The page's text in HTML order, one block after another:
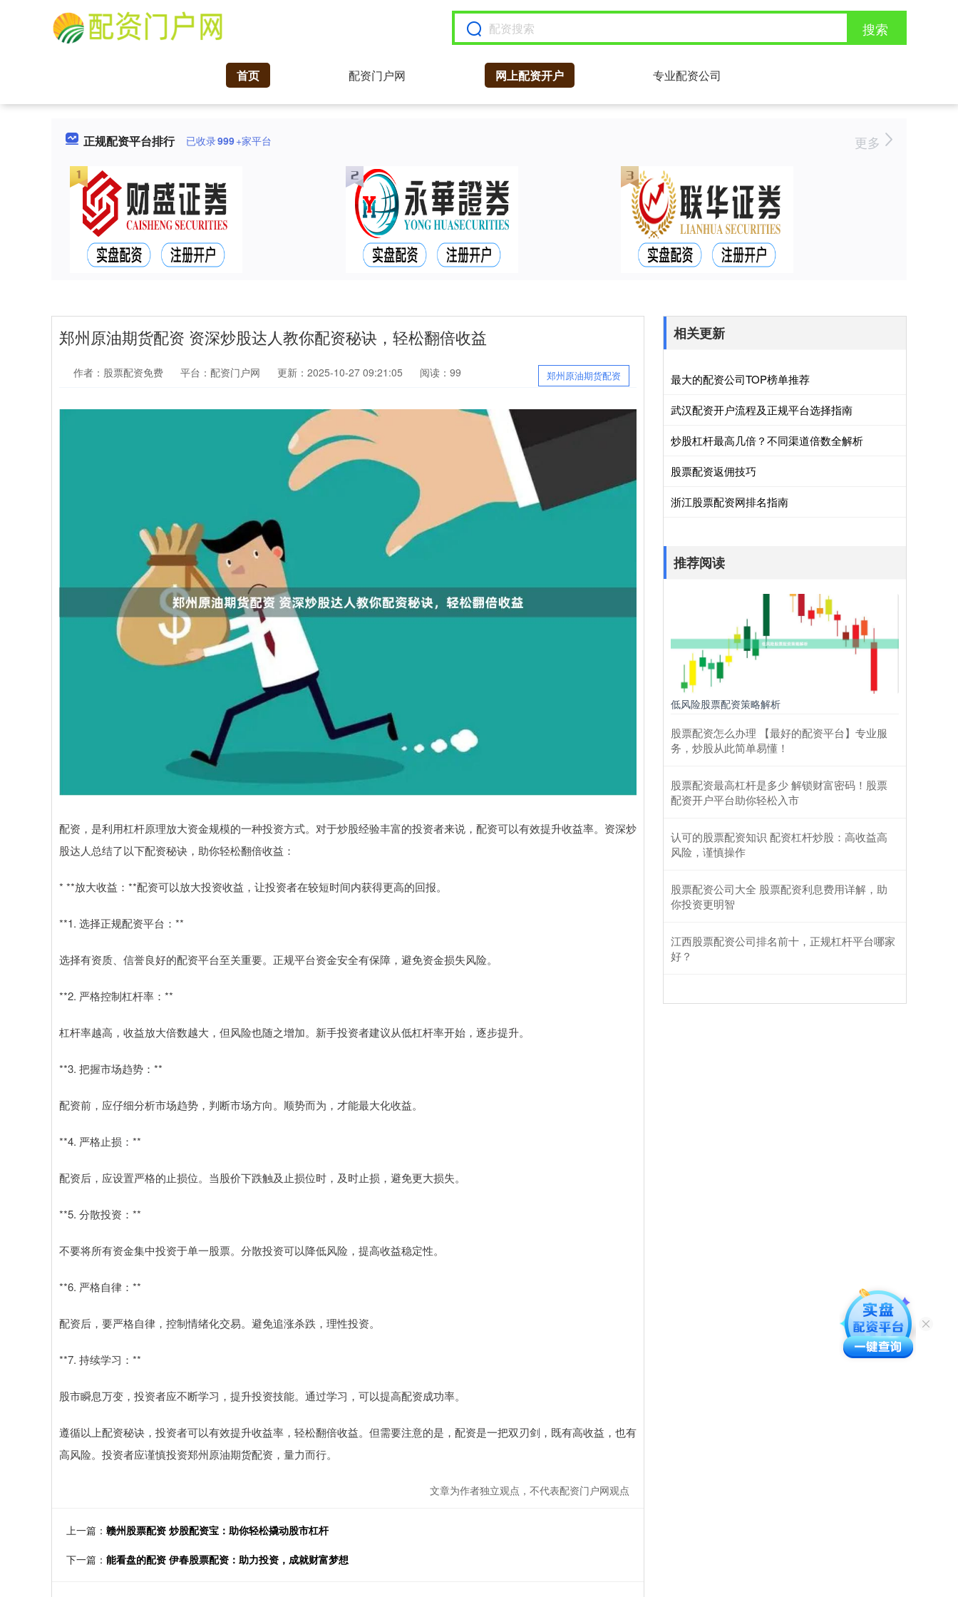
搜索
首页 配资门户网 网上配资开户 专业配资公司
正规配资平台排行 已收录999+家平台 更多
郑州原油期货配资 资深炒股达人教你配资秘诀，轻松翻倍收益
郑州原油期货配资
作者：股票配资免费 平台：配资门户网 更新：2025-10-27 09:21:05 阅读：99
配资，是利用杠杆原理放大资金规模的一种投资方式。对于炒股经验丰富的投资者来说，配资可以有效提升收益率。资深炒
股达人总结了以下配资秘诀，助你轻松翻倍收益：
* **放大收益：**配资可以放大投资收益，让投资者在较短时间内获得更高的回报。
**1. 选择正规配资平台：**
选择有资质、信誉良好的配资平台至关重要。正规平台资金安全有保障，避免资金损失风险。
**2. 严格控制杠杆率：**
杠杆率越高，收益放大倍数越大，但风险也随之增加。新手投资者建议从低杠杆率开始，逐步提升。
**3. 把握市场趋势：**
配资前，应仔细分析市场趋势，判断市场方向。顺势而为，才能最大化收益。
**4. 严格止损：**
配资后，应设置严格的止损位。当股价下跌触及止损位时，及时止损，避免更大损失。
**5. 分散投资：**
不要将所有资金集中投资于单一股票。分散投资可以降低风险，提高收益稳定性。
**6. 严格自律：**
配资后，要严格自律，控制情绪化交易。避免追涨杀跌，理性投资。
**7. 持续学习：**
股市瞬息万变，投资者应不断学习，提升投资技能。通过学习，可以提高配资成功率。
遵循以上配资秘诀，投资者可以有效提升收益率，轻松翻倍收益。但需要注意的是，配资是一把双刃剑，既有高收益，也有
高风险。投资者应谨慎投资郑州原油期货配资，量力而行。
文章为作者独立观点，不代表配资门户网观点
上一篇： 赣州股票配资 炒股配资宝：助你轻松撬动股市杠杆
下一篇： 能看盘的配资 伊春股票配资：助力投资，成就财富梦想
相关更新
最大的配资公司TOP榜单推荐
武汉配资开户流程及正规平台选择指南
炒股杠杆最高几倍？不同渠道倍数全解析
股票配资返佣技巧
浙江股票配资网排名指南
推荐阅读
低风险股票配资策略解析
股票配资怎么办理 【最好的配资平台】专业服
务，炒股从此简单易懂！
股票配资最高杠杆是多少 解锁财富密码！股票
配资开户平台助你轻松入市
认可的股票配资知识 配资杠杆炒股：高收益高
风险，谨慎操作
股票配资公司大全 股票配资利息费用详解，助
你投资更明智
江西股票配资公司排名前十，正规杠杆平台哪家
好？